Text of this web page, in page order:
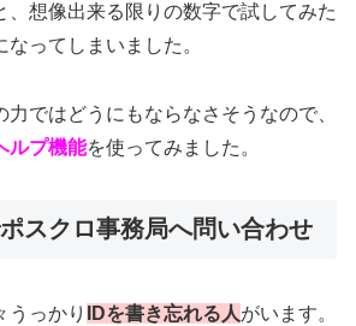
、想像出来る限りの数字で試してみた
なってしまいました。
力ではどうにもならなさそうなので、
ルプ機能を使ってみました。
スクロ事務局へ問い合わせ
うっかり IDを書き忘れる人がいます。